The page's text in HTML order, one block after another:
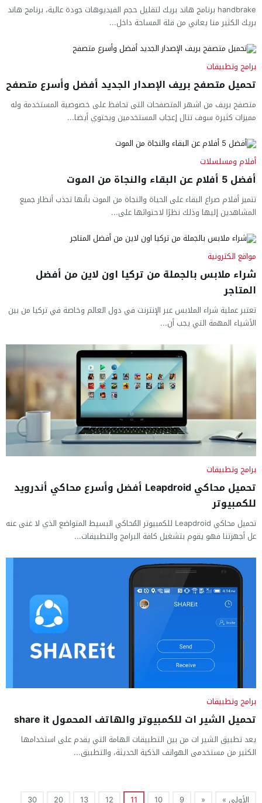
handbrake برنامج هاند بريك لتقليل حجم الفيديوهات جودة عالية، برنامج هاند
بريك الكثير منا يعاني من قلة المساحة داخل...
برامج وتطبيقات
تحميل متصفح بريف الإصدار الجديد أفضل وأسرع متصفح
متصفح بريف من اشهر المتصفحات التى تحافظ على خصوصية المستخدمة وله
مميزات كثيرة سوف تنال إعجاب المستخدمين ويحتوي أيضا...
أفلام ومسلسلات
أفضل 5 أفلام عن البقاء والنجاة من الموت
تتميز أفلام صراع البقاء على الحياة والنجاة من الموت بأنها تجذب أنظار جميع
المشاهدين إليها وذلك نظرًا لاحتوائها على...
مواقع الكترونية
شراء ملابس بالجملة من تركيا اون لاين من أفضل
المتاجر
تعتبر عملية شراء الملابس عبر الإنترنت في دول العالم وخاصة في تركيا من بين
الأشياء المهمة التي يجب أن...
برامج وتطبيقات
تحميل محاكي Leapdroid أفضل وأسرع محاكي أندرويد
للكمبيوتر
تحميل محاكي Leapdroid للكمبيوتر المُحاكي البسيط المتواضع الذي لا غنى عنه
عل أجهزتنا فهو يقوم بتشغيل كافة البرامج والتطبيقات...
برامج وتطبيقات
تحميل الشير ات للكمبيوتر والهاتف المحمول share it
يعد تطبيق الشير ات من بين التطبيقات الهامة التي يقدم على استخدامها
الكثير من مستخدمى الهواتف الذكية الحديثة، والتطبيق...
الأولى » «
9
10
11
12
13
20
30